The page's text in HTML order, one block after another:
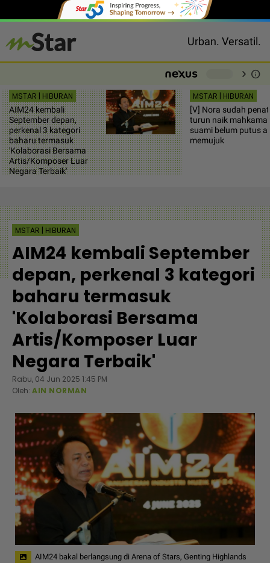
Urban. Versatil.
chevron_right info
MSTAR | HIBURAN
AIM24 kembali
September depan,
perkenal 3 kategori
baharu termasuk
'Kolaborasi Bersama
Artis/Komposer Luar
Negara Terbaik'
MSTAR | HIBURAN
[V] Nora sudah penat
turun naik
suami belum putus
memujuk
MSTAR | HIBURAN
AIM24 kembali September
depan, perkenal 3 kategori
baharu termasuk
'Kolaborasi Bersama
Artis/Komposer Luar
Negara Terbaik'
Rabu, 04 Jun 2025 1:45 PM
Oleh: AIN NORMAN
AIM24 bakal berlangsung di Arena of Stars, Genting Highlands